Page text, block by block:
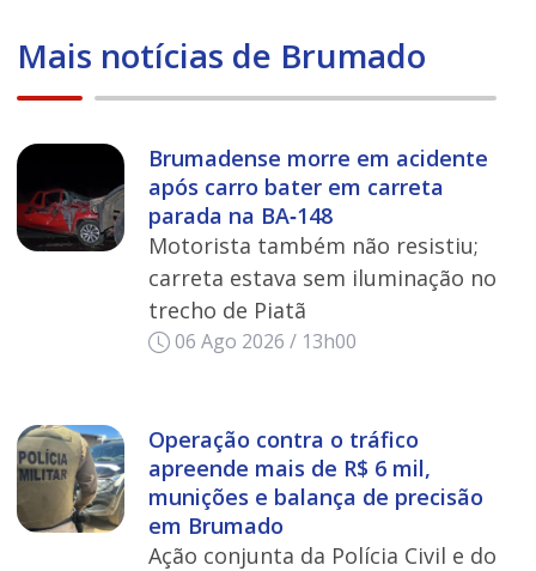
Mais notícias de Brumado
Brumadense morre em acidente
após carro bater em carreta
parada na BA‑148
Motorista também não resistiu;
carreta estava sem iluminação no
trecho de Piatã
06 Ago 2026 / 13h00
Operação contra o tráfico
apreende mais de R$ 6 mil,
munições e balança de precisão
em Brumado
Ação conjunta da Polícia Civil e do